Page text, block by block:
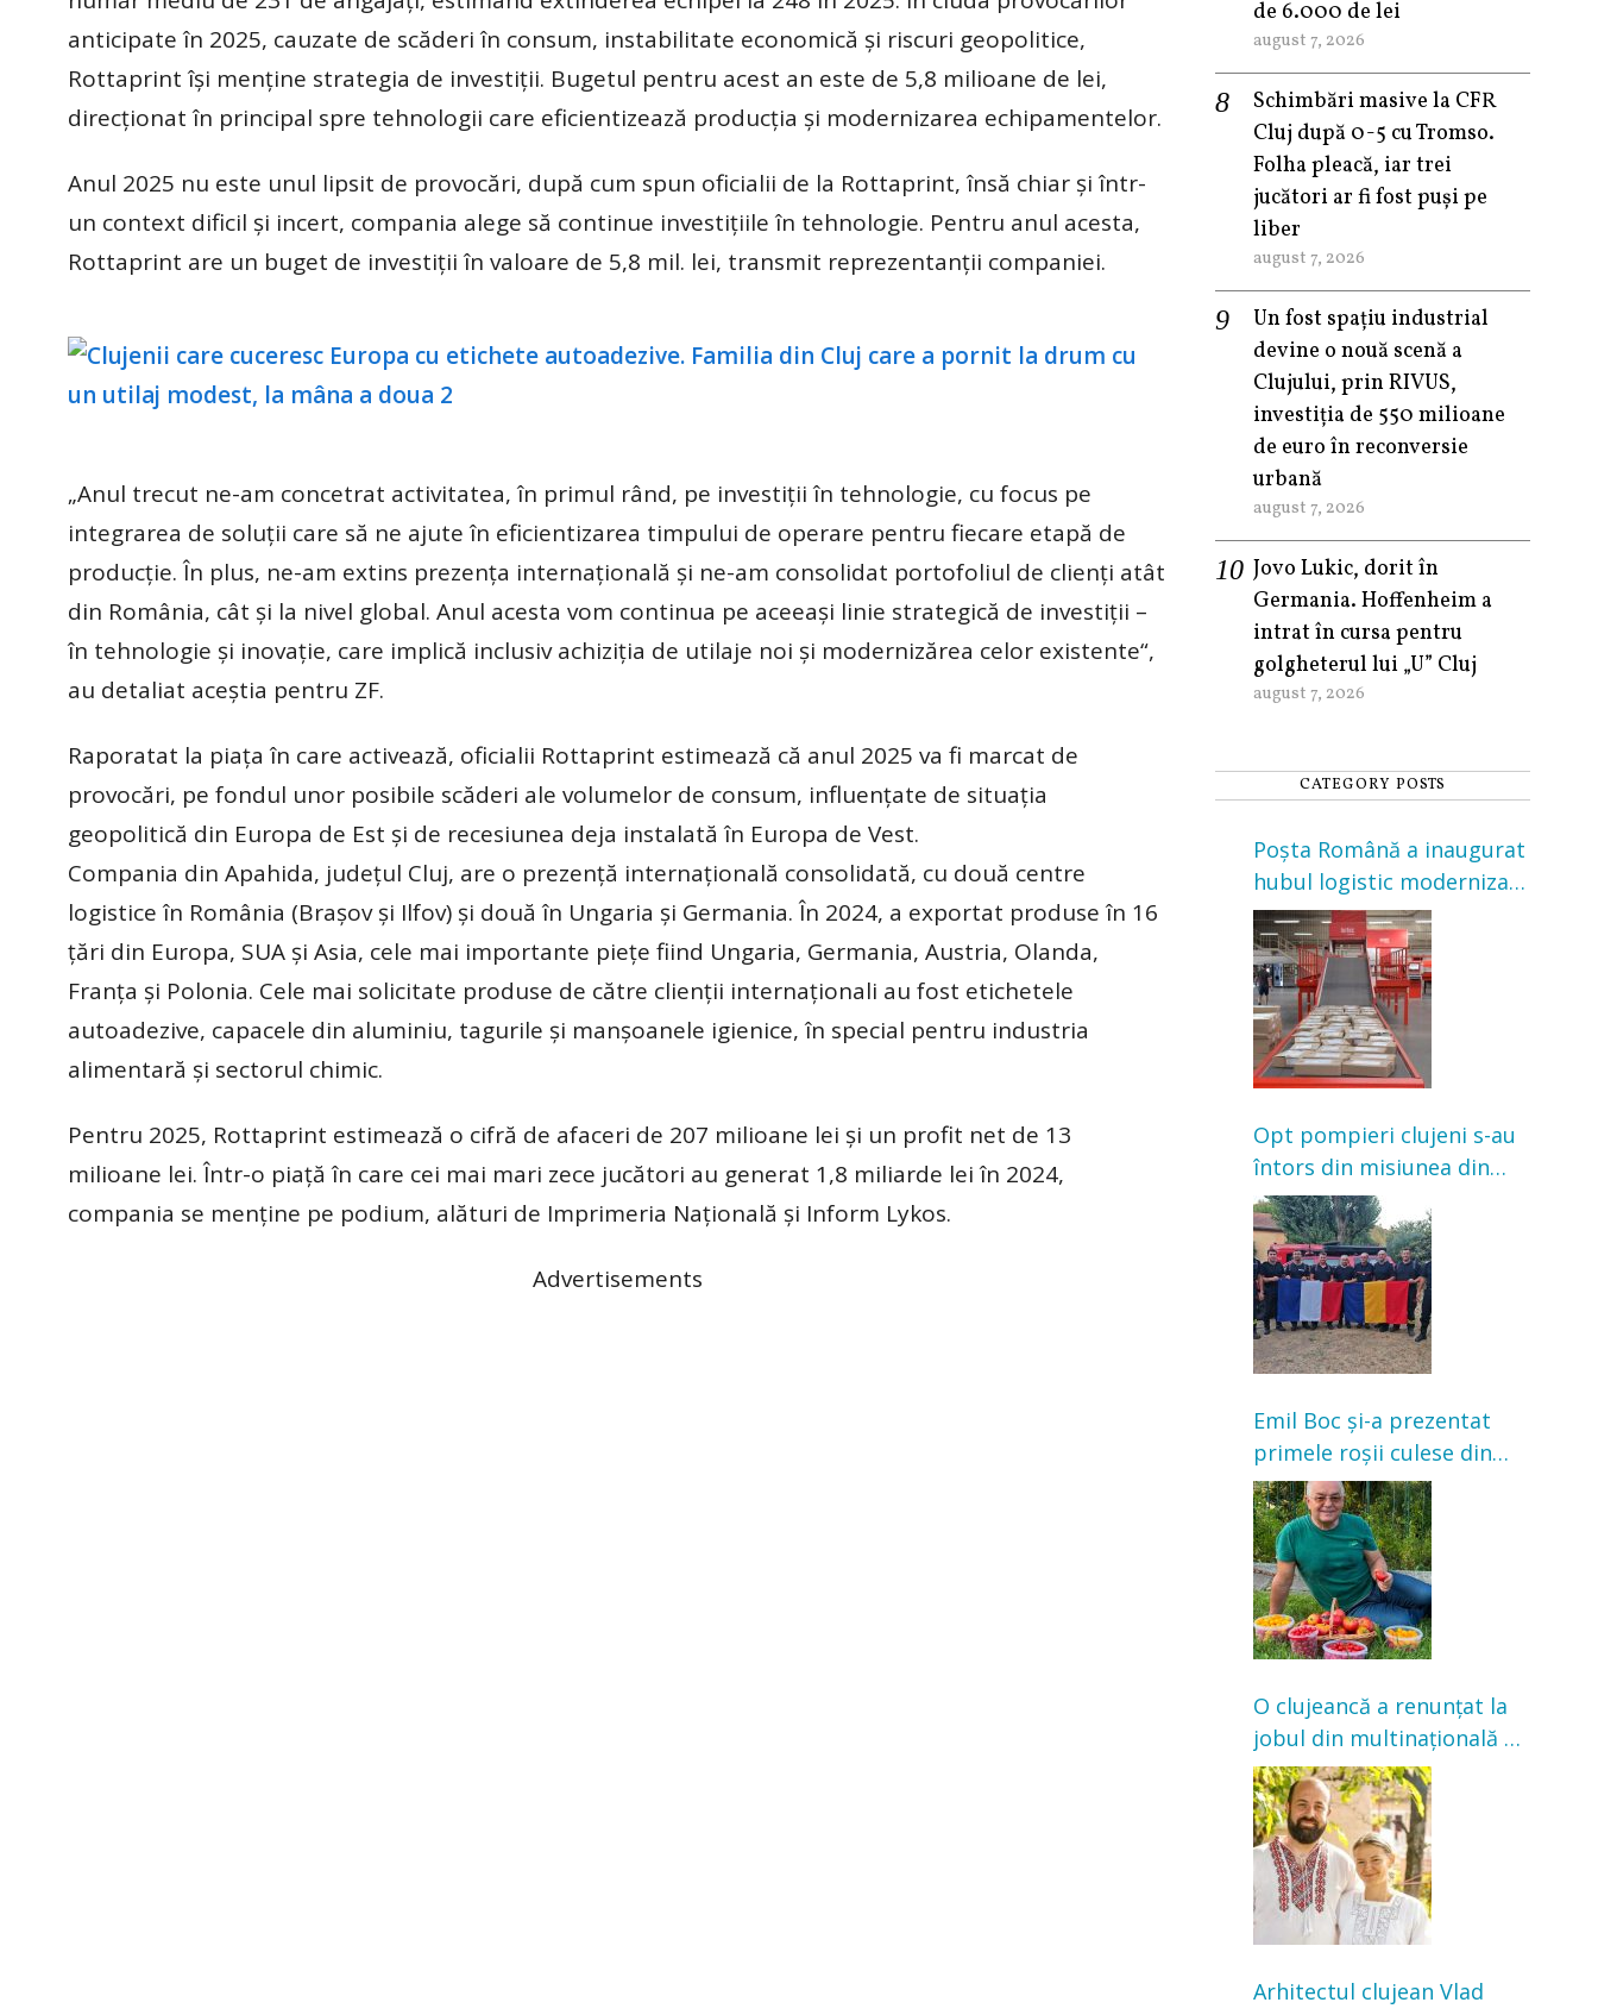
anticipate în 2025, cauzate de scăderi în consum, instabilitate economică şi riscuri geopolitice,
Rottaprint îşi menţine strategia de investiţii. Bugetul pentru acest an este de 5,8 milioane de lei,
direcţionat în principal spre tehnologii care eficientizează producţia şi modernizarea echipamentelor.
Anul 2025 nu este unul lipsit de provocări, după cum spun oficialii de la Rottaprint, însă chiar şi într-
un context dificil şi incert, compania alege să con­tinue investiţiile în tehnologie. Pentru anul acesta,
Rottaprint are un buget de investiţii în valoare de 5,8 mil. lei, transmit repre­zentanţii companiei.
„Anul trecut ne-am concetrat activitatea, în primul rând, pe investiţii în tehnologie, cu focus pe
integrarea de soluţii care să ne ajute în eficientizarea timpului de operare pentru fiecare etapă de
producţie. În plus, ne-am extins prezenţa internaţională şi ne-am consolidat portofoliul de clienţi atât
din România, cât şi la nivel global. Anul acesta vom continua pe aceeaşi linie strategică de investiţii –
în tehnologie şi inovaţie, care implică inclusiv achiziţia de utilaje noi şi modernizărea celor existente“,
au detaliat aceştia pentru ZF.
Raporatat la piaţa în care activează, oficialii Rottaprint estimează că anul 2025 va fi marcat de
provocări, pe fondul unor posibile scăderi ale volumelor de consum, influenţate de situaţia
geopolitică din Europa de Est şi de recesiunea deja instalată în Europa de Vest.
Compania din Apahida, judeţul Cluj, are o prezenţă internaţională consolidată, cu două centre
logistice în România (Braşov şi Ilfov) şi două în Ungaria şi Germania. În 2024, a exportat produse în 16
ţări din Europa, SUA şi Asia, cele mai importante pieţe fiind Ungaria, Germania, Austria, Olanda,
Franţa şi Polonia. Cele mai solicitate produse de către clienţii internaţionali au fost etichetele
autoadezive, capacele din aluminiu, tagurile şi manşoanele igienice, în special pentru industria
alimentară şi sectorul chimic.
Pentru 2025, Rottaprint estimează o cifră de afaceri de 207 milioane lei şi un profit net de 13
milioane lei. Într-o piaţă în care cei mai mari zece jucători au generat 1,8 miliarde lei în 2024,
compania se menţine pe podium, alături de Imprimeria Naţională şi Inform Lykos.
Advertisements
de 6.000 de lei
august 7, 2026
Schimbări masive la CFR
Cluj după 0-5 cu Tromso.
Folha pleacă, iar trei
jucători ar fi fost puși pe
liber
august 7, 2026
Un fost spațiu industrial
devine o nouă scenă a
Clujului, prin RIVUS,
investiția de 550 milioane
de euro în reconversie
urbană
august 7, 2026
Jovo Lukic, dorit în
Germania. Hoffenheim a
intrat în cursa pentru
golgheterul lui „U” Cluj
august 7, 2026
CATEGORY POSTS
Poșta Română a inaugurat
hubul logistic modernizat
din Cluj-Napoca. Investiție
de 3 milioane de euro
Opt pompieri clujeni s-au
întors din misiunea din
Franța. Au intervenit la
incendii de vegetație și
pădure
Emil Boc și-a prezentat
primele roșii culese din
grădină: „Niciun magazin
nu poate oferi această
satisfacție”
O clujeancă a renunțat la
jobul din multinațională și
s-a mutat la țară. Acum
cultivă legume în grădina
bunicilor
Arhitectul clujean Vlad